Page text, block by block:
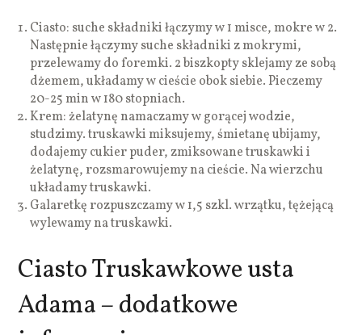
Ciasto: suche składniki łączymy w 1 misce, mokre w 2.
Następnie łączymy suche składniki z mokrymi,
przelewamy do foremki. 2 biszkopty sklejamy ze sobą
dżemem, układamy w cieście obok siebie. Pieczemy
20-25 min w 180 stopniach.
Krem: żelatynę namaczamy w gorącej wodzie,
studzimy. truskawki miksujemy, śmietanę ubijamy,
dodajemy cukier puder, zmiksowane truskawki i
żelatynę, rozsmarowujemy na cieście. Na wierzchu
układamy truskawki.
Galaretkę rozpuszczamy w 1,5 szkl. wrzątku, tężejącą
wylewamy na truskawki.
Ciasto Truskawkowe usta
Adama – dodatkowe